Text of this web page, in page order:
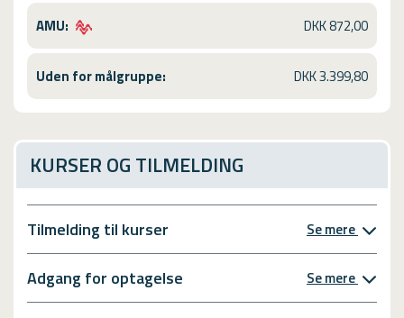
AMU: DKK 872,00
Uden for målgruppe: DKK 3.399,80
KURSER OG TILMELDING
Tilmelding til kurser Se mere
Adgang for optagelse Se mere